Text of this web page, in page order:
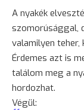
A nyakék
szomorúsággal,
valamilyen
Érdemes azt is
találom meg a
hordozhat.
Végül: